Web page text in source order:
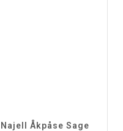
Najell Åkpåse Sage